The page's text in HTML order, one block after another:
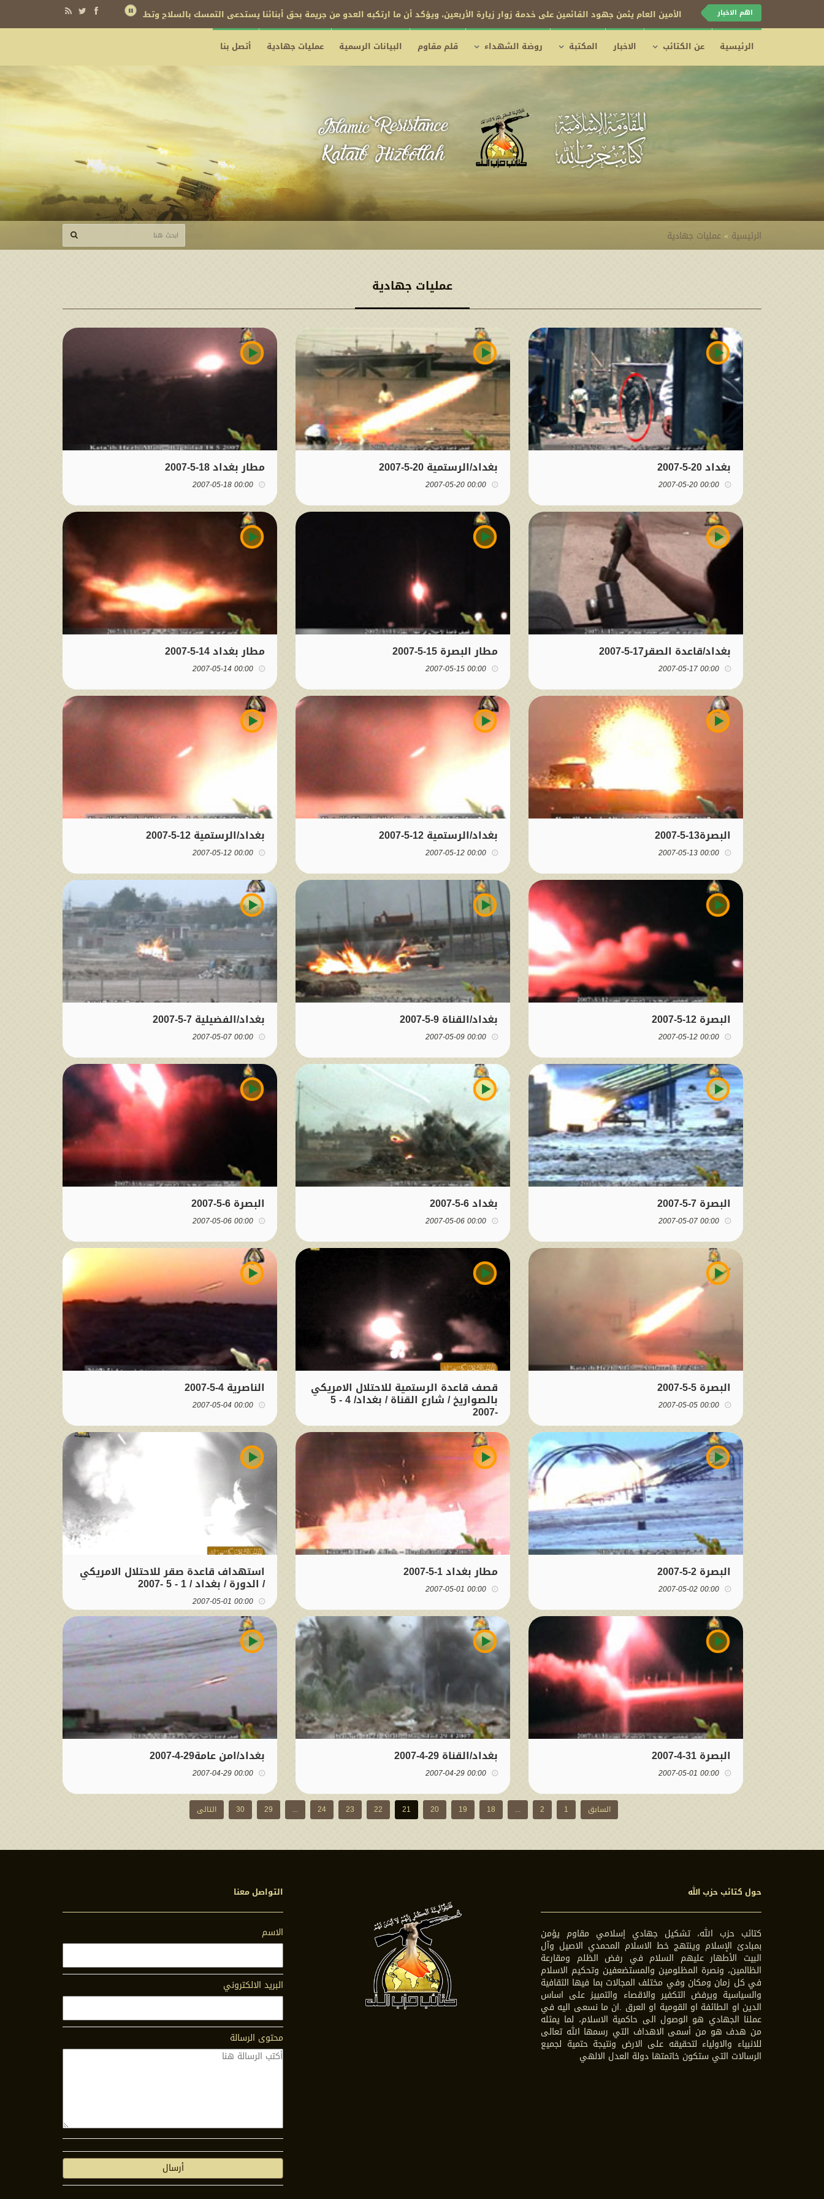
اهم الاخبار الأمين العام يثمن جهود القائمين على خدمة زوار زيارة الأربعين، ويؤكد أن ما ارتكبه العدو من جريمة بحق أبنائنا يستدعي التمسك بالسلاح وتطويره لردع كل من يريد بنا شراً
الرئيسية عن الكتائب الاخبار المكتبة روضة الشهداء قلم مقاوم البيانات الرسمية عمليات جهادية أتصل بنا
الرئيسية » عمليات جهادية
عمليات جهادية
بغداد 20-5-2007
00:00 2007-05-20
بغداد/الرستمية 20-5-2007
00:00 2007-05-20
مطار بغداد 18-5-2007
00:00 2007-05-18
بغداد/قاعدة الصقر17-5-2007
00:00 2007-05-17
مطار البصرة 15-5-2007
00:00 2007-05-15
مطار بغداد 14-5-2007
00:00 2007-05-14
البصرة13-5-2007
00:00 2007-05-13
بغداد/الرستمية 12-5-2007
00:00 2007-05-12
بغداد/الرستمية 12-5-2007
00:00 2007-05-12
البصرة 12-5-2007
00:00 2007-05-12
بغداد/القناة 9-5-2007
00:00 2007-05-09
بغداد/الفضيلية 7-5-2007
00:00 2007-05-07
البصرة 7-5-2007
00:00 2007-05-07
بغداد 6-5-2007
00:00 2007-05-06
البصرة 6-5-2007
00:00 2007-05-06
البصرة 5-5-2007
00:00 2007-05-05
قصف قاعدة الرستمية للاحتلال الامريكي
بالصواريخ / شارع القناة / بغداد/ 4 - 5
-2007
00:00 2007-05-04
الناصرية 4-5-2007
00:00 2007-05-04
البصرة 2-5-2007
00:00 2007-05-02
مطار بغداد 1-5-2007
00:00 2007-05-01
استهداف قاعدة صقر للاحتلال الامريكي
/ الدورة / بغداد / 1 - 5 -2007
00:00 2007-05-01
البصرة 31-4-2007
00:00 2007-05-01
بغداد/القناة 29-4-2007
00:00 2007-04-29
بغداد/امن عامة29-4-2007
00:00 2007-04-29
السابق 1
2
...
18
19
20
21
22
23
24
...
29
30 التالی
حول كتائب حزب الله
كتائب حزب الله، تشكيل جهادي إسلامي مقاوم يؤمن
بمبادئ الإسلام وينتهج خط الاسلام المحمدي الاصيل وآل
البيت الأطهار عليهم السلام في رفض الظلم ومقارعة
الظالمين، ونصرة المظلومين والمستضعفين وتحكيم الاسلام
في كل زمان ومكان وفي مختلف المجالات بما فيها الثقافية
والسياسية ويرفض التكفير والاقصاء والتمييز على اساس
الدين او الطائفة او القومية او العرق .ان ما نسعى اليه في
عملنا الجهادي هو الوصول الى حاكمية الاسلام، لما يمثله
من هدف هو من أسمى الاهداف التي رسمها الله تعالى
للانبياء والاولياء لتحقيقه على الارض ونتيجة حتمية لجميع
الرسالات التي ستكون خاتمتها دولة العدل الالهي
التواصل معنا
الاسم
البريد الالكتروني
محتوى الرسالة